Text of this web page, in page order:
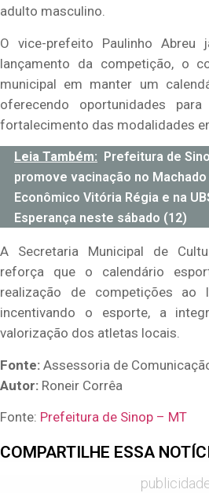
adulto masculino.
O vice-prefeito Paulinho Abreu
lançamento da competição, o
municipal em manter um
oferecendo oportunidades
fortalecimento das modalidades
Leia Também: Prefeitura de
promove vacinação no Machado
Econômico Vitória Régia e na
Esperança neste sábado (12)
A Secretaria Municipal de
reforça que o calendário
realização de competições
incentivando o esporte, a
valorização dos atletas locais.
Fonte: Assessoria de
Autor: Roneir Corrêa
Fonte: Prefeitura de Sinop – MT
COMPARTILHE ESSA